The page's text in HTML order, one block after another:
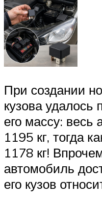
При создании
кузова удалось
его массу: весь
1195 кг, тогда
1178 кг!
автомобиль
его кузов